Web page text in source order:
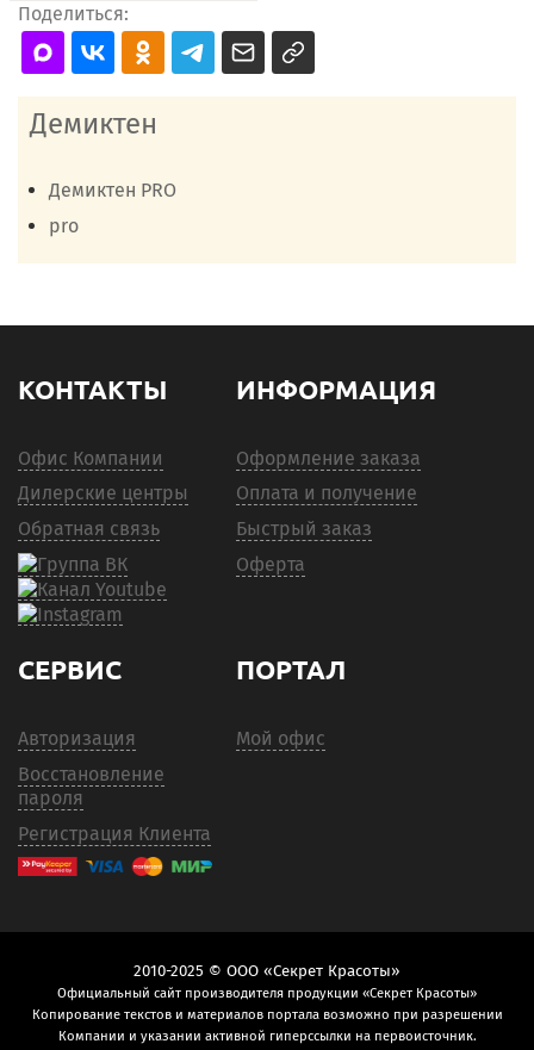
Поделиться:
Демиктен
Демиктен PRO
pro
КОНТАКТЫ
Офис Компании
Дилерские центры
Обратная связь
ИНФОРМАЦИЯ
Оформление заказа
Оплата и получение
Быстрый заказ
Оферта
СЕРВИС
Авторизация
Восстановление
пароля
Регистрация Клиента
ПОРТАЛ
Мой офис
2010-2025 © ООО «Секрет Красоты»
Официальный сайт производителя продукции «Секрет Красоты»
Копирование текстов и материалов портала возможно при разрешении
Компании и указании активной гиперссылки на первоисточник.